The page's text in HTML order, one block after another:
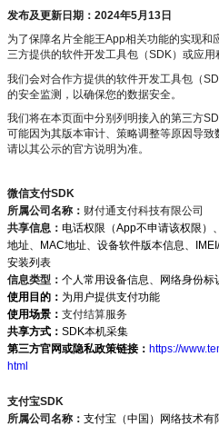
发布及更新日期： 2024年5月13日
为了保障名片全能王App相关功能的实现
三方提供的软件开发工具包（SDK）或应用
我们会对合作方提供的软件开发工具包（
的安全监测，以确保您的数据安全。
我们将在本页面中分别列明接入的第三方
可能因为其版本审计、策略调整等原因导致
请以其公示的官方说明为准。
微信支付SDK
所属公司名称： 财付通支付科技有限公司
共享信息： 电话权限（App不申请该权限）
地址、MAC地址、设备软件版本信息、
安装列表
信息类型： 个人常用设备信息、网络身份标
使用目的： 为用户提供支付功能
使用场景： 支付结算服务
共享方式： SDK本机采集
第三方官网或隐私政策链接： https://
html
支付宝SDK
所属公司名称： 支付宝（中国）网络技术有